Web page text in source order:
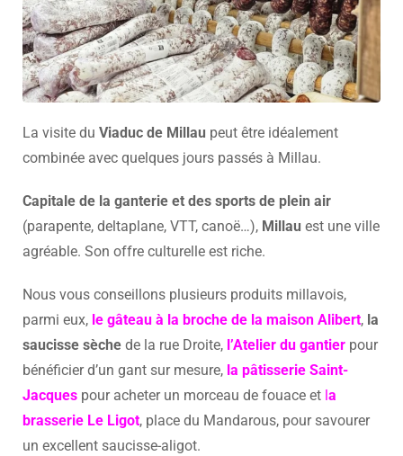
La visite du Viaduc de Millau peut être idéalement
combinée avec quelques jours passés à Millau.
Capitale de la ganterie et des sports de plein air
(parapente, deltaplane, VTT, canoë…), Millau est une ville
agréable. Son offre culturelle est riche.
Nous vous conseillons plusieurs produits millavois,
parmi eux, le gâteau à la broche de la maison Alibert, la
saucisse sèche de la rue Droite, l’Atelier du gantier pour
bénéficier d’un gant sur mesure, la pâtisserie Saint-
Jacques pour acheter un morceau de fouace et la
brasserie Le Ligot, place du Mandarous, pour savourer
un excellent saucisse-aligot.